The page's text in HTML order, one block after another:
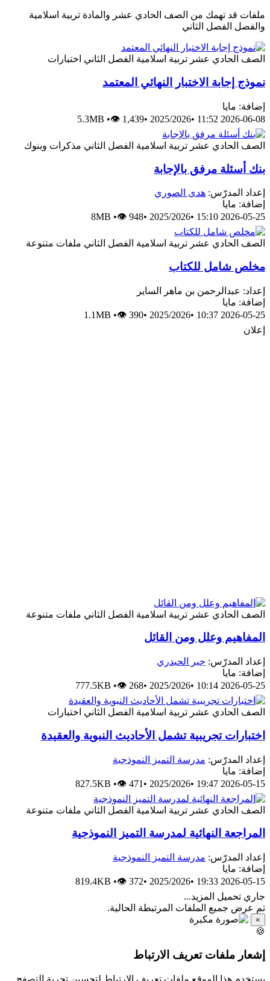
قد تهمك من الصف الحادي عشر والمادة تربية اسلامية
الفصل الثاني
الحادي عشر تربية اسلامية الفصل الثاني اختبارات
إجابة الاختبار النهائي المعتمد
مايا
2026-06-08
•
2025/2026
•
5.3MB •👁 1,439
الحادي عشر تربية اسلامية الفصل الثاني مذكرات وبنوك
أسئلة مرفق بالإجابة
المدرّس: هدى الصوري
مايا
2026-05-25
•
2025/2026
•
8MB •👁 948
الحادي عشر تربية اسلامية الفصل الثاني ملفات متنوعة
شامل للكتاب
عبدالرحمن بن ماهر الساير
مايا
2026-05-25
•
2025/2026
•
1.1MB •👁 390
الحادي عشر تربية اسلامية الفصل الثاني ملفات متنوعة
وعلل ومن القائل
المدرّس: جبر الحيدري
مايا
2026-05-25
•
2025/2026
•
777.5KB •👁 268
الحادي عشر تربية اسلامية الفصل الثاني اختبارات
تجريبية تشمل الأحاديث النبوية والعقيدة
المدرّس: مدرسة التميز النموذجية
مايا
2026-05-15
•
2025/2026
•
827.5KB •👁 471
الحادي عشر تربية اسلامية الفصل الثاني ملفات متنوعة
النهائية لمدرسة التميز النموذجية
المدرّس: مدرسة التميز النموذجية
مايا
2026-05-15
•
2025/2026
•
819.4KB •👁 372
تحميل المزيد...
عرض جميع الملفات المرتبطة الحالية.
ملفات تعريف الارتباط
هذا الموقع ملفات تعريف الارتباط لتحسين تجربة التصفح